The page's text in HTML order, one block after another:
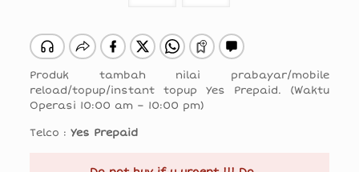
Produk tambah nilai prabayar/mobile
reload/topup/instant topup Yes Prepaid. (Waktu
Operasi 10:00 am – 10:00 pm)
Telco : Yes Prepaid